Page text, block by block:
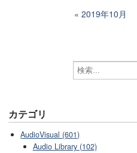
2019年10月
カテゴリ
AudioVisual (601)
Audio Library (102)